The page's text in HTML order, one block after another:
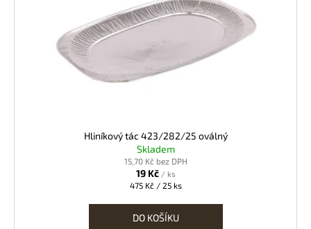
Hliníkový tác 423/282/25 oválný
Skladem
15,70 Kč bez DPH
19 Kč / ks
Měrná
475 Kč / 25 ks
DO KOŠÍKU